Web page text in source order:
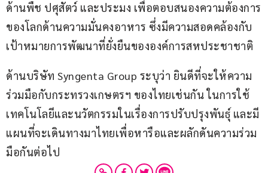
ด้านพืช ปศุสัตว์ และประมง เพื่อตอบสนองความต้องการ
ของโลกด้านความมั่นคงอาหาร ซึ่งมีความสอดคล้องกับ
เป้าหมายการพัฒนาที่ยั่งยืนขององค์การสหประชาชาติ
ด้านบริษัท Syngenta Group ระบุว่า ยินดีที่จะให้ความ
ร่วมมือกับกระทรวงเกษตรฯ ของไทยเช่นกัน ในการใช้
เทคโนโลยีและนวัตกรรมในเรื่องการปรับปรุงพันธุ์ และมี
แผนที่จะเดินทางมาไทยเพื่อหารือและผลักดันความร่วม
มือกันต่อไป